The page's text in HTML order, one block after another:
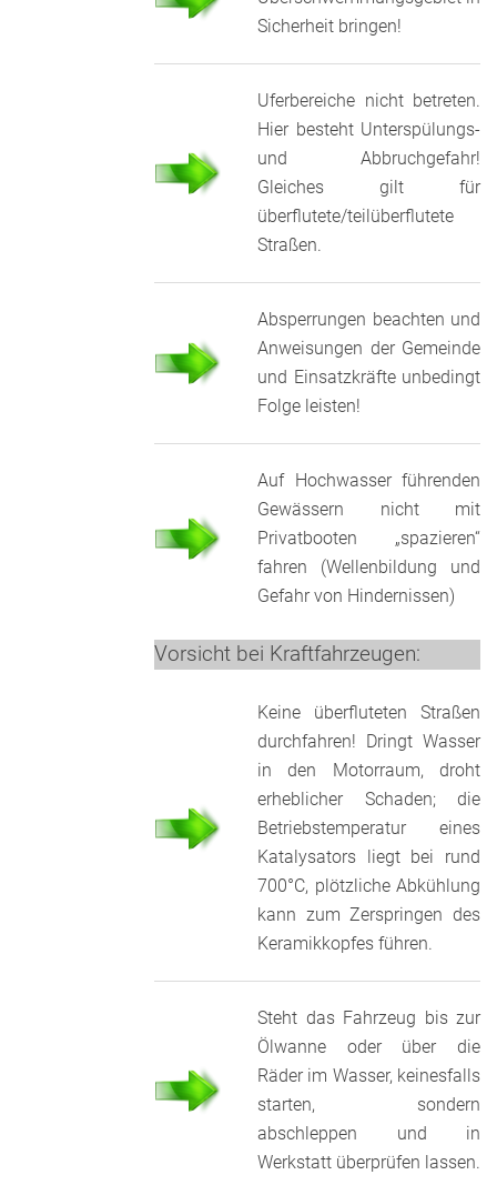
Sicherheit bringen!
Uferbereiche nicht betreten.
Hier besteht Unterspülungs-
und Abbruchgefahr!
Gleiches gilt für
überflutete/teilüberflutete
Straßen.
Absperrungen beachten und
Anweisungen der Gemeinde
und Einsatzkräfte unbedingt
Folge leisten!
Auf Hochwasser führenden
Gewässern nicht mit
Privatbooten „spazieren“
fahren (Wellenbildung und
Gefahr von Hindernissen)
Vorsicht bei Kraftfahrzeugen:
Keine überfluteten Straßen
durchfahren! Dringt Wasser
in den Motorraum, droht
erheblicher Schaden; die
Betriebstemperatur eines
Katalysators liegt bei rund
700°C, plötzliche Abkühlung
kann zum Zerspringen des
Keramikkopfes führen.
Steht das Fahrzeug bis zur
Ölwanne oder über die
Räder im Wasser, keinesfalls
starten, sondern
abschleppen und in
Werkstatt überprüfen lassen.